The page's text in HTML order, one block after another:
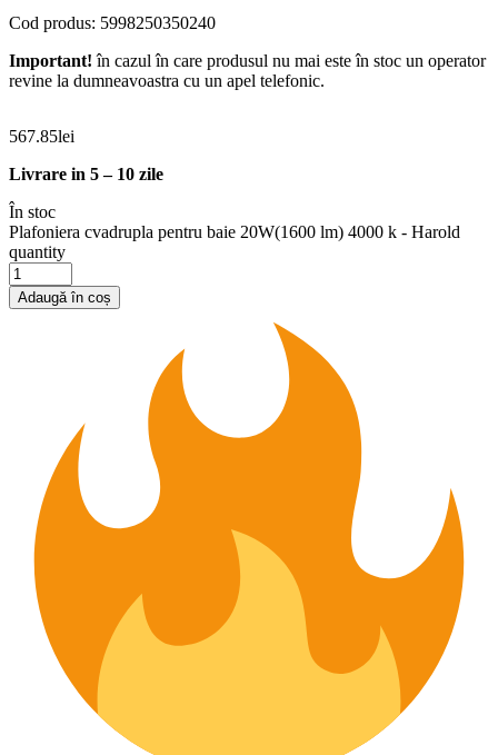
Cod produs: 5998250350240
Important! în cazul în care produsul nu mai este în stoc un operator
revine la dumneavoastra cu un apel telefonic.
567.85lei
Livrare in 5 – 10 zile
În stoc
Plafoniera cvadrupla pentru baie 20W(1600 lm) 4000 k - Harold
quantity
Adaugă în coș